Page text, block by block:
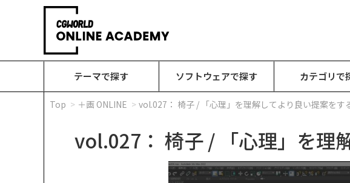
テーマで探す ソフトウェアで探す カテゴリで
Top ＋画 ONLINE vol.027： 椅子 / 「心理」を理解してより良い提案をす
vol.027： 椅子 / 「心理」を理